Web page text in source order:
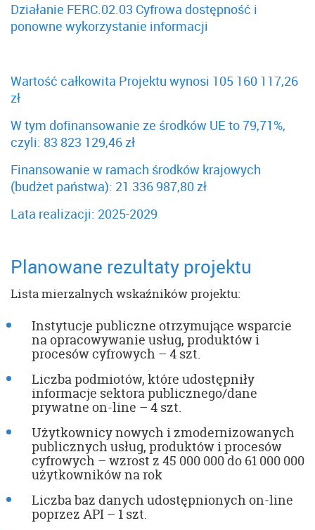
Działanie FERC.02.03 Cyfrowa dostępność i
ponowne wykorzystanie informacji
Wartość całkowita Projektu wynosi 105 160 117,26
zł
W tym dofinansowanie ze środków UE to 79,71%,
czyli: 83 823 129,46 zł
Finansowanie w ramach środków krajowych
(budżet państwa): 21 336 987,80 zł
Lata realizacji: 2025-2029
Planowane rezultaty projektu
Lista mierzalnych wskaźników projektu:
Instytucje publiczne otrzymujące wsparcie
na opracowywanie usług, produktów i
procesów cyfrowych – 4 szt.
Liczba podmiotów, które udostępniły
informacje sektora publicznego/dane
prywatne on-line – 4 szt.
Użytkownicy nowych i zmodernizowanych
publicznych usług, produktów i procesów
cyfrowych – wzrost z 45 000 000 do 61 000 000
użytkowników na rok
Liczba baz danych udostępnionych on-line
poprzez API – 1 szt.